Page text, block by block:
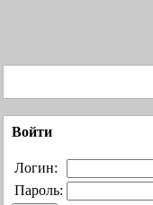
Войти
Логин:
Пароль: